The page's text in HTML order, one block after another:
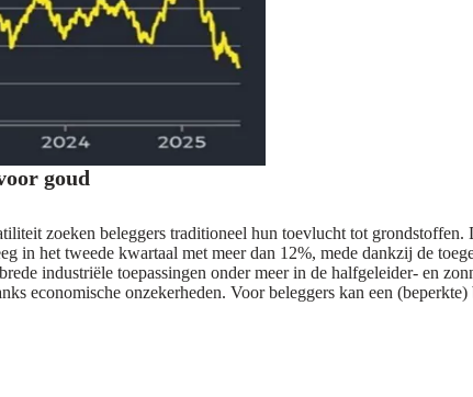
goud
zoeken beleggers traditioneel hun toevlucht tot
in het tweede kwartaal met meer dan 12%, mede dankzij de
industriële toepassingen onder meer in de halfgeleider- en
economische onzekerheden. Voor beleggers kan een